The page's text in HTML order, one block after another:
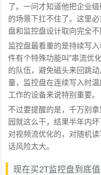
了。一问才知道他把企业
的场景下扛不住了。这里
盘和监控盘设计取向完全不
监控盘最看重的是持续写
件有个特殊功能叫"串流优
的队伍，避免磁头来回跳
量，监控盘在连续写入时
工作的设备来说特别重要。
不过要提醒的是，千万别
园就这么干，结果半年内
对视频流优化的，对随机
话风险太大。
现在买2T监控盘到底值